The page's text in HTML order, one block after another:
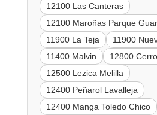
12100 Las Canteras
12100 Maroñas Parque
11900 La Teja
11900
11400 Malvin
12800 Cerro
12500 Lezica Melilla
12400 Peñarol Lavalleja
12400 Manga Toledo Chico